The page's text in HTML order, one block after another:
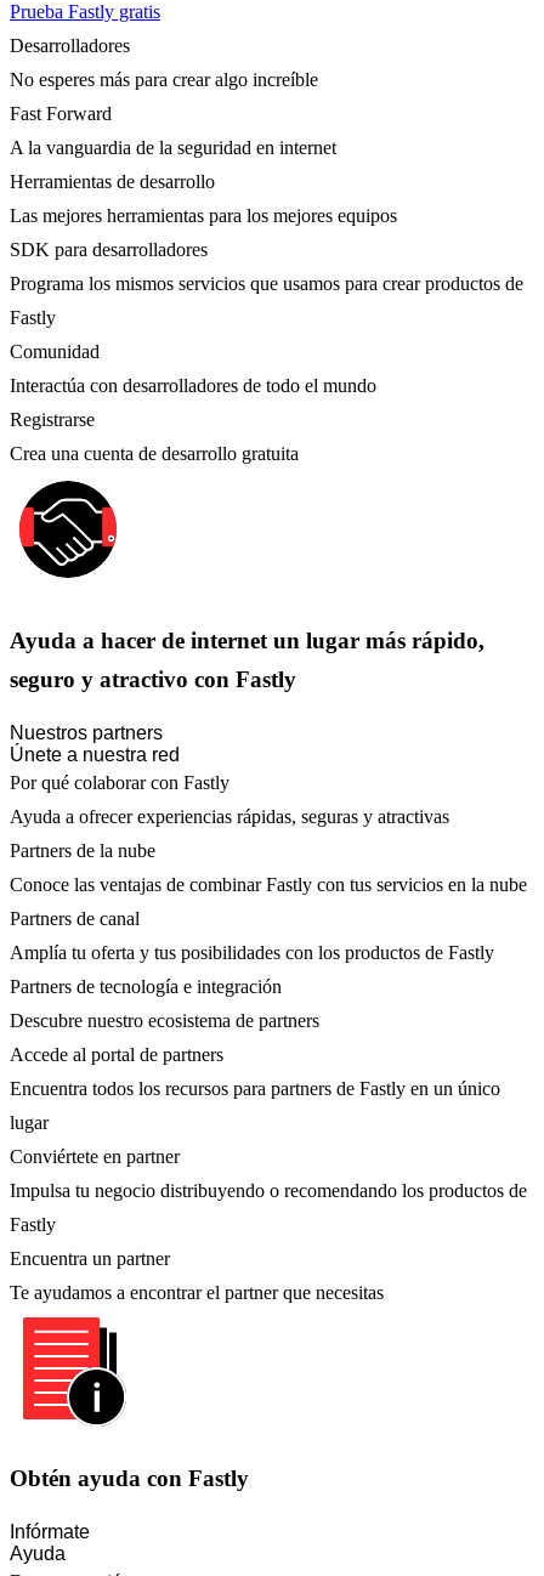
Prueba Fastly gratis
Desarrolladores
No esperes más para crear algo increíble
Fast Forward
A la vanguardia de la seguridad en internet
Herramientas de desarrollo
Las mejores herramientas para los mejores equipos
SDK para desarrolladores
Programa los mismos servicios que usamos para crear productos de
Fastly
Comunidad
Interactúa con desarrolladores de todo el mundo
Registrarse
Crea una cuenta de desarrollo gratuita
Ayuda a hacer de internet un lugar más rápido,
seguro y atractivo con Fastly
Nuestros partners
Únete a nuestra red
Por qué colaborar con Fastly
Ayuda a ofrecer experiencias rápidas, seguras y atractivas
Partners de la nube
Conoce las ventajas de combinar Fastly con tus servicios en la nube
Partners de canal
Amplía tu oferta y tus posibilidades con los productos de Fastly
Partners de tecnología e integración
Descubre nuestro ecosistema de partners
Accede al portal de partners
Encuentra todos los recursos para partners de Fastly en un único
lugar
Conviértete en partner
Impulsa tu negocio distribuyendo o recomendando los productos de
Fastly
Encuentra un partner
Te ayudamos a encontrar el partner que necesitas
Obtén ayuda con Fastly
Infórmate
Ayuda